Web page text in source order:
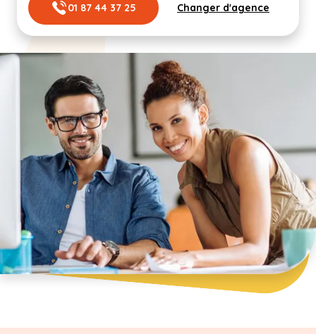
01 87 44 37 25
Changer d'agence